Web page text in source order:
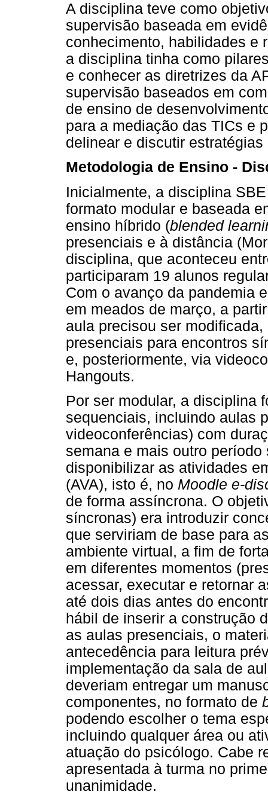
A disciplina teve como
supervisão baseada em
conhecimento, habilidades e
a disciplina tinha como
e conhecer as diretrizes da
supervisão baseados em
de ensino de
para a mediação das TICs e
delinear e discutir
Metodologia de Ensino -
Inicialmente, a disciplina
formato modular e baseada
ensino híbrido (blended
presenciais e à distância
disciplina, que aconteceu
participaram 19 alunos
Com o avanço da pandemia
em meados de março, a
aula precisou ser
presenciais para encontros
e, posteriormente, via
Hangouts.
Por ser modular, a disciplina
sequenciais, incluindo aulas
videoconferências) com
semana e mais outro
disponibilizar as atividades
(AVA), isto é, no Moodle e-
de forma assíncrona. O
síncronas) era introduzir
que serviriam de base para
ambiente virtual, a fim de
em diferentes momentos
acessar, executar e retornar
até dois dias antes do
hábil de inserir a construção
as aulas presenciais, o
antecedência para leitura
implementação da sala de
deveriam entregar um
componentes, no formato de
podendo escolher o tema
incluindo qualquer área ou
atuação do psicólogo. Cabe
apresentada à turma no
unanimidade.